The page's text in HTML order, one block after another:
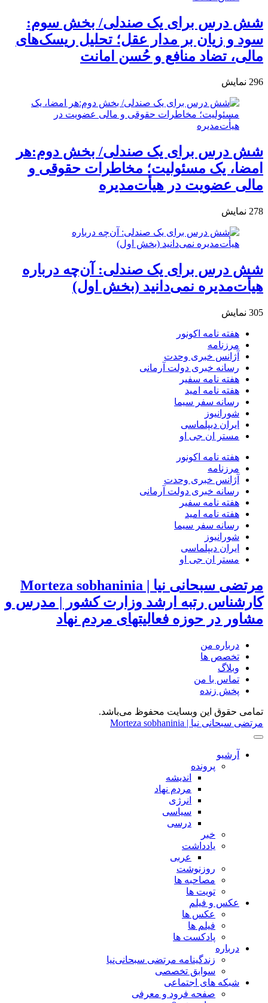
شش درس برای یک صندلی/ بخش سوم:
سود و زیان بر مدار عقل؛ تحلیل ریسک‌های
مالی، تضاد منافع و حُسن امانت
296 نمایش
شش درس برای یک صندلی/ بخش دوم:هر
امضا، یک مسئولیت؛ مخاطرات حقوقی و
مالی عضویت در هیأت‌مدیره
278 نمایش
شش درس برای یک صندلی: آن‌چه درباره
هیأت‌مدیره نمی‌دانید (بخش اول)
305 نمایش
هفته نامه اکونور
مرزنامه
آژانس خبری وحدت
رسانه خبری دولت آرمانی
هفته نامه سفیر
هفته نامه امید
رسانه سفر سیما
شورانیوز
ایران دیپلماسی
مستر ان جی او
هفته نامه اکونور
مرزنامه
آژانس خبری وحدت
رسانه خبری دولت آرمانی
هفته نامه سفیر
هفته نامه امید
رسانه سفر سیما
شورانیوز
ایران دیپلماسی
مستر ان جی او
مرتضی سبحانی نیا | Morteza sobhaninia
کارشناس رتبه ارشد وزارت کشور | مدرس و
مشاور در حوزه فعالیتهای مردم نهاد
درباره من
تخصص ها
وبلاگ
تماس با من
پخش زنده
تمامی حقوق این وبسایت محفوظ می‌باشد.
مرتضی سبحانی نیا | Morteza sobhaninia
آرشیو
پرونده
اندیشه
مردم نهاد
انرژی
سیاسی
درسی
خبر
یادداشت
عربی
روزنوشت
مصاحبه ها
تویت ها
عکس و فیلم
عکس ها
فیلم ها
پادکست ها
درباره
زندگینامه مرتضی سبحانی‌نیا
سوابق تخصصی
شبکه های اجتماعی
صفحه فرود و معرفی